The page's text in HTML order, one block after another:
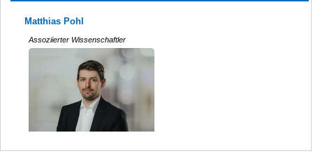
Matthias Pohl
Assoziierter Wissenschaftler